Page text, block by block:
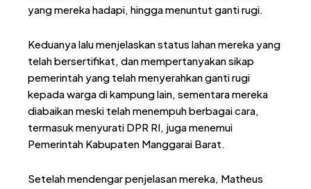
yang mereka hadapi, hingga menuntut ganti rugi.
Keduanya lalu menjelaskan status lahan mereka yang
telah bersertifikat, dan mempertanyakan sikap
pemerintah yang telah menyerahkan ganti rugi
kepada warga di kampung lain, sementara mereka
diabaikan meski telah menempuh berbagai cara,
termasuk menyurati DPR RI, juga menemui
Pemerintah Kabupaten Manggarai Barat.
Setelah mendengar penjelasan mereka, Matheus